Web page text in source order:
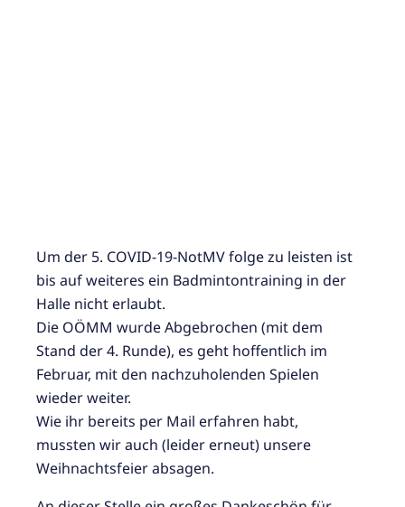
Um der 5. COVID-19-NotMV folge zu leisten ist
bis auf weiteres ein Badmintontraining in der
Halle nicht erlaubt.
Die OÖMM wurde Abgebrochen (mit dem
Stand der 4. Runde), es geht hoffentlich im
Februar, mit den nachzuholenden Spielen
wieder weiter.
Wie ihr bereits per Mail erfahren habt,
mussten wir auch (leider erneut) unsere
Weihnachtsfeier absagen.